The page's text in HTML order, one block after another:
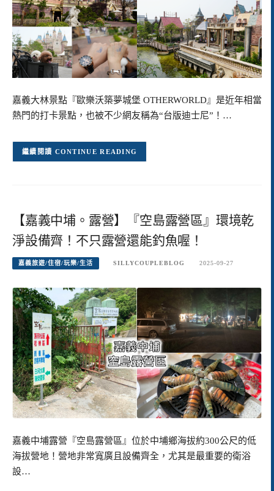
嘉義大林景點『歐樂沃築夢城堡 OTHERWORLD』是近年相當
熱門的打卡景點，也被不少網友稱為“台版迪士尼”！…
CONTINUE READING
【嘉義中埔。露營】『空島露營區』環境乾
淨設備齊！不只露營還能釣魚喔！
嘉義旅遊/住宿/玩樂/生活 SILLYCOUPLEBLOG 2025-09-27
嘉義中埔露營『空島露營區』位於中埔鄉海拔約300公尺的低
海拔營地！營地非常寬廣且設備齊全，尤其是最重要的衛浴
設…